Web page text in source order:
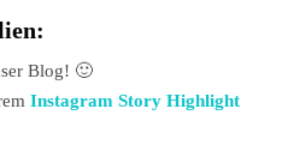
Blog! 🙂
Instagram Story Highlight